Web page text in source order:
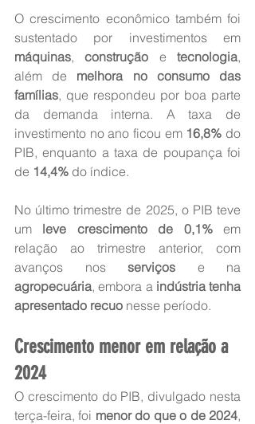
O crescimento econômico também foi
máquinas, construção e tecnologia,
além de melhora no consumo das
famílias, que respondeu por boa parte
da demanda interna. A taxa de
investimento no ano ficou em 16,8% do
PIB, enquanto a taxa de poupança foi
de 14,4% do índice.
No último trimestre de 2025, o PIB teve
um leve crescimento de 0,1% em
relação ao trimestre anterior, com
avanços nos serviços
agropecuária, embora a indústria tenha
apresentado recuo nesse período.
Crescimento menor em relação a
2024
O crescimento do PIB, divulgado nesta
terça-feira, foi menor do que o de 2024,